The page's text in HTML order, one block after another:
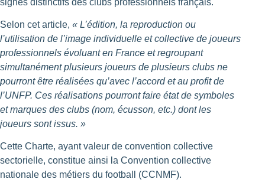
Selon cet article, « L’édition, la reproduction ou
l’utilisation de l’image individuelle et collective de joueurs
professionnels évoluant en France et regroupant
simultanément plusieurs joueurs de plusieurs clubs ne
pourront être réalisées qu’avec l’accord et au profit de
l’UNFP. Ces réalisations pourront faire état de symboles
et marques des clubs (nom, écusson, etc.) dont les
joueurs sont issus. »
Cette Charte, ayant valeur de convention collective
sectorielle, constitue ainsi la Convention collective
nationale des métiers du football (CCNMF).